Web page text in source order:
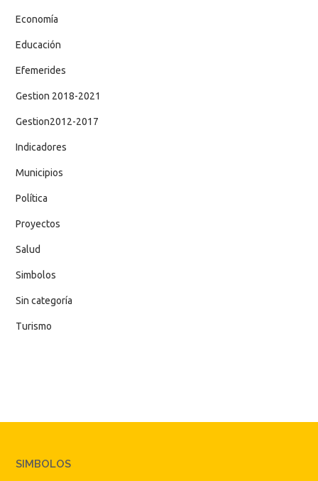
Economía
Educación
Efemerides
Gestion 2018-2021
Gestion2012-2017
Indicadores
Municipios
Política
Proyectos
Salud
Simbolos
Sin categoría
Turismo
SIMBOLOS